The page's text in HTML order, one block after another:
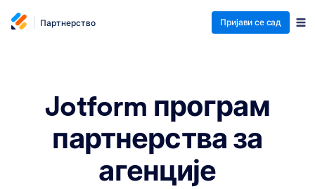
Партнерство Пријави се сад
Jotform програм
партнерства за
агенције